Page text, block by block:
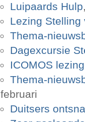
Luipaards Hulp
Lezing Stelling
Thema-
Dagexcursie
ICOMOS
Thema-
februari
Duitsers